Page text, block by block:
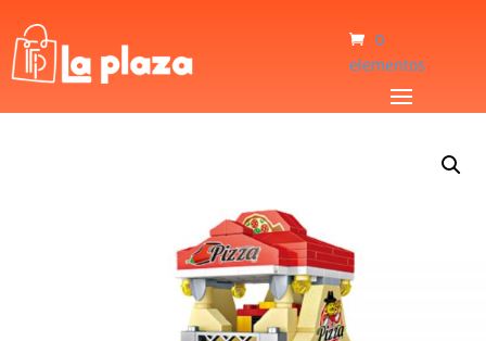
0
elementos
Mini Blocks Loz Pizza Shop 1628